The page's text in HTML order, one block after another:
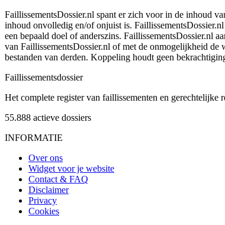
FaillissementsDossier.nl spant er zich voor in de inhoud
inhoud onvolledig en/of onjuist is.
een bepaald doel of anderszins. FaillissementsDossier.nl
van FaillissementsDossier.nl of met de onmogelijkheid de
bestanden van derden. Koppeling houdt geen
Faillissementsdossier
Het complete register van faillissementen en gerechtelijke
55.888 actieve dossiers
INFORMATIE
Over ons
Widget voor je website
Contact & FAQ
Disclaimer
Privacy
Cookies